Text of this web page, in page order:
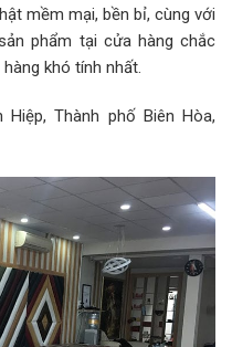
mềm mại, bền bỉ, cùng với
phẩm tại cửa hàng chắc
khó tính nhất.
Thành phố Biên Hòa,